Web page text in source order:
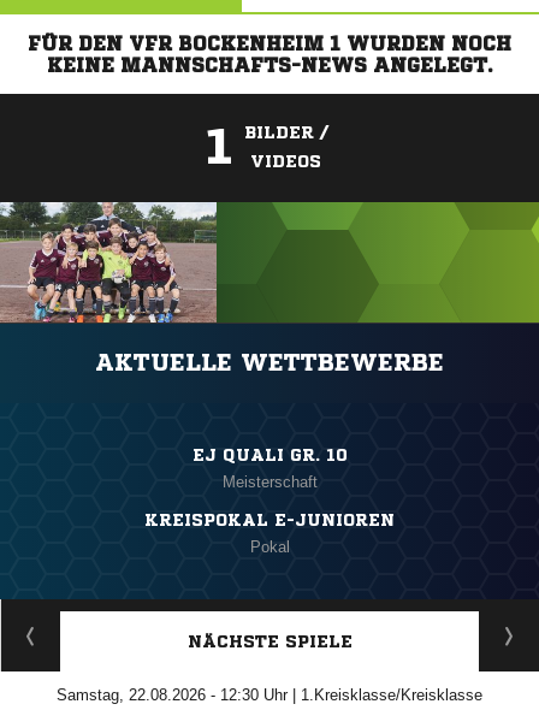
FÜR DEN VFR BOCKENHEIM 1 WURDEN NOCH
KEINE MANNSCHAFTS-NEWS ANGELEGT.
1
BILDER /
VIDEOS
AKTUELLE WETTBEWERBE
EJ QUALI GR. 10
Meisterschaft
KREISPOKAL E-JUNIOREN
Pokal
NÄCHSTE SPIELE
Samstag, 22.08.2026 - 12:30 Uhr | 1.Kreisklasse/Kreisklasse